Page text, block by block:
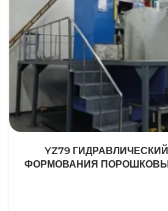
YZ79
ФОРМОВАНИЯ